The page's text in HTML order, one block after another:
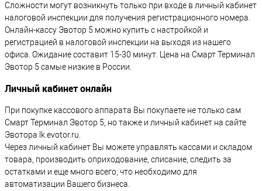
Сложности могут возникнуть только при входе в личный кабинет
налоговой инспекции для получения регистрационного номера.
Онлайн-кассу Эвотор 5 можно купить с настройкой и
регистрацией в налоговой инспекции на выходя из нашего
офиса. Ожидание составит 15-30 минут. Цена на Смарт Терминал
Эвотор 5 самые низкие в России.
Личный кабинет онлайн
При покупке кассового аппарата Вы покупаете не только сам
Смарт Терминал Эвотор 5, но также и личный кабинет на сайте
Эвотора lk.evotor.ru.
Через личный кабинет Вы можете управлять кассами и складом
товара, производить оприходование, списание, следить за
остатками и еще много всего, что необходимо для
автоматизации Вашего бизнеса.